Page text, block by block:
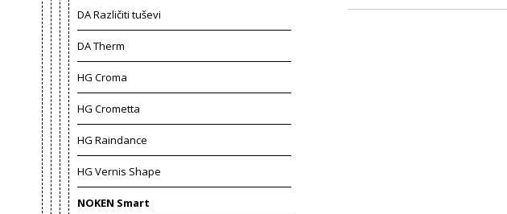
DA Različiti tuševi
DA Therm
HG Croma
HG Crometta
HG Raindance
HG Vernis Shape
NOKEN Smart